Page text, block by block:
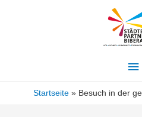
Startseite Besuch in der